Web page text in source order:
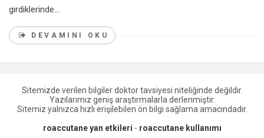
girdiklerinde...
DEVAMINI OKU
Sitemizde verilen bilgiler doktor tavsiyesi niteliğinde değildir.
Yazılarımız geniş araştırmalarla derlenmiştir.
Sitemiz yalnızca hızlı erişilebilen ön bilgi sağlama amacındadır.
roaccutane yan etkileri - roaccutane kullanımı